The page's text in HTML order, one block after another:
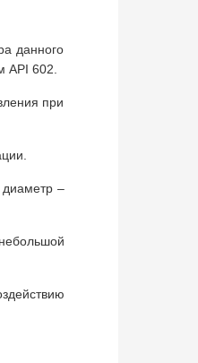
данного
API 602.
при
–